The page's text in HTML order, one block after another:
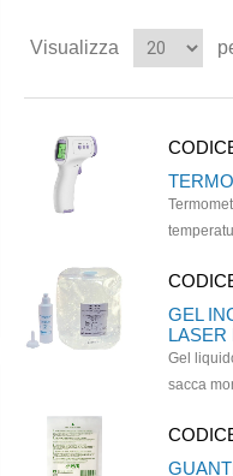
Visualizza
semplice,
nte per
contatto
preciso
AAA non
GEL
LASER
Gel
sacca morbida Gel viscoso a
dall'effetto